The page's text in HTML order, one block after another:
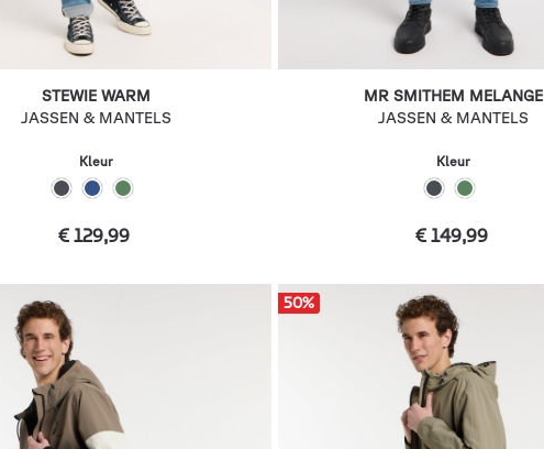
STEWIE WARM
JASSEN & MANTELS
Kleur
€ 129,99
MR SMITHEM MELANGE
JASSEN & MANTELS
Kleur
€ 149,99
50%